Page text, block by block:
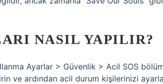
NASIL YAPILIR?
Ayarlar > Güvenlik > Acil SOS
ve ardından acil durum kişilerinizi